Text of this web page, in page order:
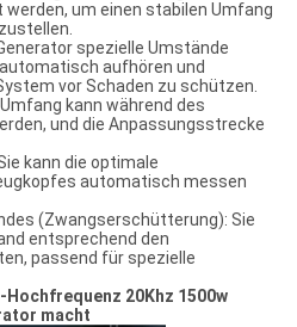
um einen stabilen Umfang
spezielle Umstände
aufhören und
vor Schaden zu schützen.
kann während des
und die Anpassungsstrecke
kann die optimale
automatisch messen
(Zwangserschütterung): Sie
entsprechend den
passend für spezielle
20Khz 1500w
macht